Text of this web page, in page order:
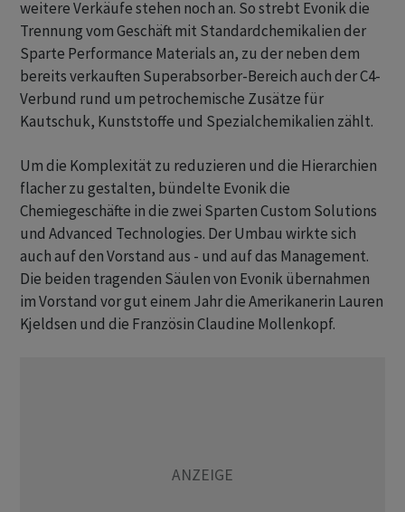
weitere Verkäufe stehen noch an. So strebt Evonik die
Trennung vom Geschäft mit Standardchemikalien der
Sparte Performance Materials an, zu der neben dem
bereits verkauften Superabsorber-Bereich auch der C4-
Verbund rund um petrochemische Zusätze für
Kautschuk, Kunststoffe und Spezialchemikalien zählt.
Um die Komplexität zu reduzieren und die Hierarchien
flacher zu gestalten, bündelte Evonik die
Chemiegeschäfte in die zwei Sparten Custom Solutions
und Advanced Technologies. Der Umbau wirkte sich
auch auf den Vorstand aus - und auf das Management.
Die beiden tragenden Säulen von Evonik übernahmen
im Vorstand vor gut einem Jahr die Amerikanerin Lauren
Kjeldsen und die Französin Claudine Mollenkopf.